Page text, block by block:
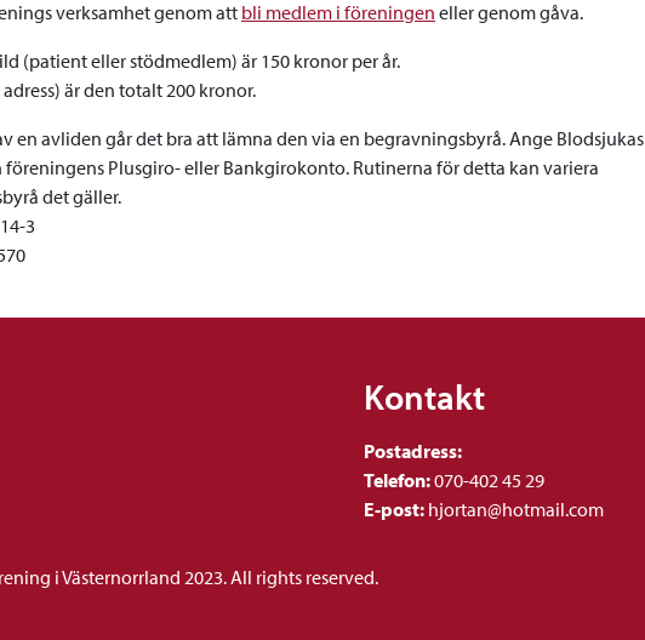
verksamhet genom att bli medlem i föreningen eller genom gåva.
(patient eller stödmedlem) är 150 kronor per år.
är den totalt 200 kronor.
en avliden går det bra att lämna den via en begravningsbyrå. Ange Blodsjukas
föreningens Plusgiro- eller Bankgirokonto. Rutinerna för detta kan variera
det gäller.
3
Kontakt
Postadress:
Telefon:070-402 45 29
E-post:hjortan@hotmail.com
i Västernorrland 2023. All rights reserved.